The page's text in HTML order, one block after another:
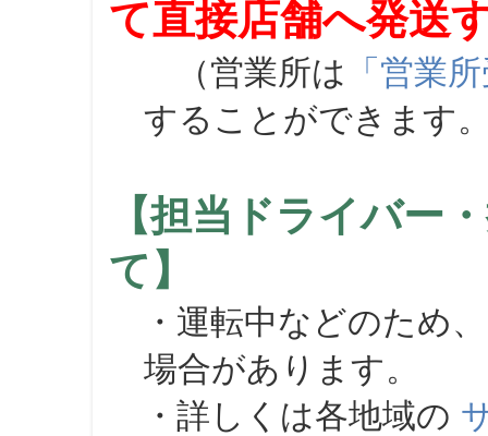
て直接店舗へ発送
（営業所は 「営業
することができます
【担当ドライバー
て】
・運転中などのため
場合があります。
・詳しくは各地域の